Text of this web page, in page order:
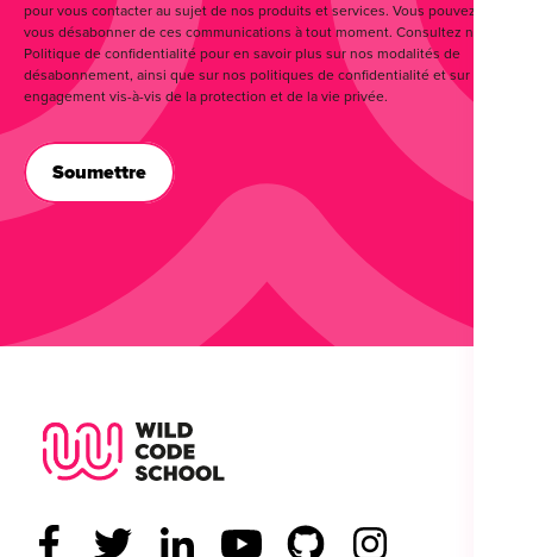
pour vous contacter au sujet de nos produits et services. Vous pouvez
vous désabonner de ces communications à tout moment. Consultez notre
Politique de confidentialité pour en savoir plus sur nos modalités de
désabonnement, ainsi que sur nos politiques de confidentialité et sur notre
engagement vis-à-vis de la protection et de la vie privée.